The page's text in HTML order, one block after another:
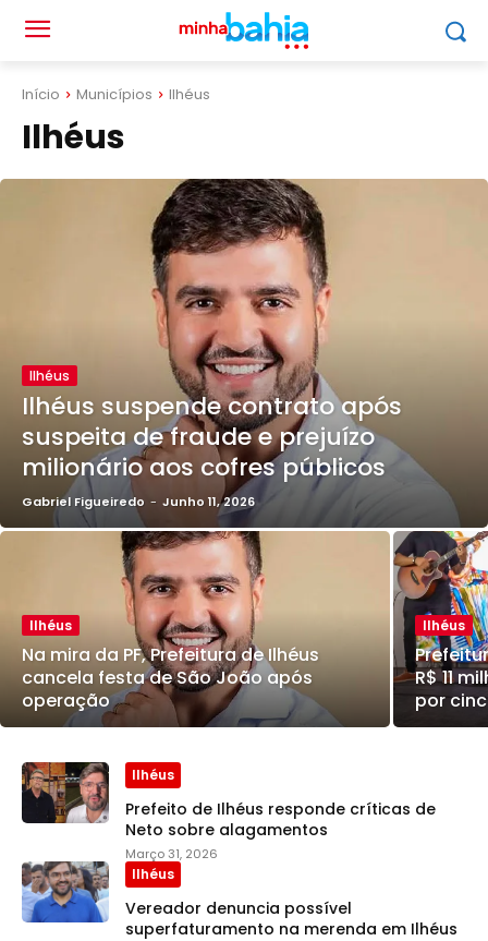
Início Municípios Ilhéus
Ilhéus
Ilhéus
Ilhéus suspende contrato após
suspeita de fraude e prejuízo
milionário aos cofres públicos
Gabriel Figueiredo - Junho 11, 2026
Ilhéus
Na mira da PF, Prefeitura de Ilhéus
cancela festa de São João após
operação
Ilhéus
R$ 11
por
Ilhéus
Prefeito de Ilhéus responde críticas de
Neto sobre alagamentos
Março 31, 2026
Ilhéus
Vereador denuncia possível
superfaturamento na merenda em Ilhéus